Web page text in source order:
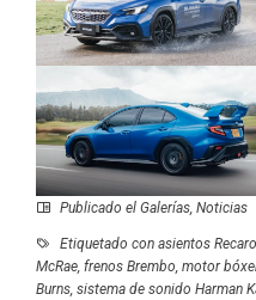
Publicado el Galerías, Noticias
Etiquetado con asientos Recaro
McRae, frenos Brembo, motor
Burns, sistema de sonido Harman